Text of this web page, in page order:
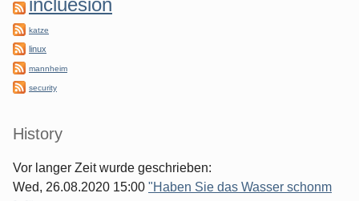
katze
linux
mannheim
security
History
Vor langer Zeit wurde geschrieben:
Wed, 26.08.2020 15:00 "Haben Sie das Wasser schonm